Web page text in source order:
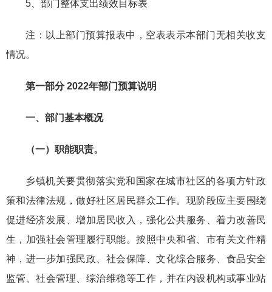
5、部门整体支出绩效目标表
注：以上部门预算报表中，空表表示本部门无相关收支
情况。
第一部分2022年部门预算说明
一、部门基本概况
（一）职能职责。
乡镇机关要贯彻落实党和国家在城市社区的各项方针政
策和法律法规，做好社区居民群众工作。现阶段应主要围绕
促进经济发展、增加居民收入，强化公共服务、着力改善民
生，加强社会管理履行职能。按照中央和省、市有关文件精
神，进一步加强民政、社会保障、文化综合服务、食品安全
监管、社会管理、综治维稳等工作，并在内设机构或事业站